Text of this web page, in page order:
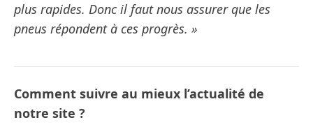
plus rapides. Donc il faut nous assurer que les
pneus répondent à ces progrès. »
Comment suivre au mieux l’actualité de
notre site ?